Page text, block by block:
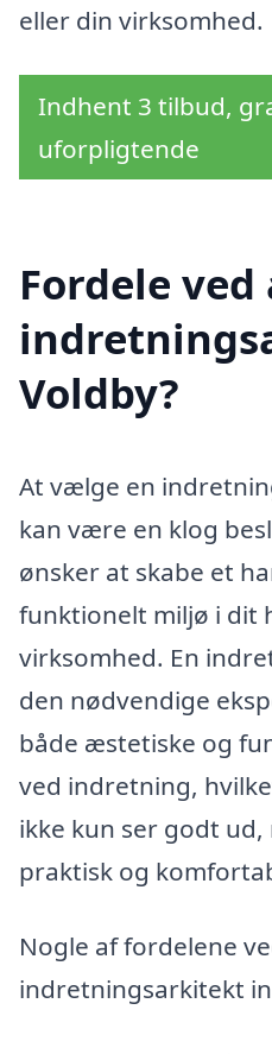
eller din virksomhed.
Indhent 3 tilbud,
uforpligtende
Fordele
Voldby?
At vælge en
kan være en klog
ønsker at skabe et
funktionelt miljø i dit
virksomhed. En
den nødvendige
både æstetiske og
ved indretning,
ikke kun ser godt ud,
praktisk og
Nogle af fordelene
indretningsarkitekt